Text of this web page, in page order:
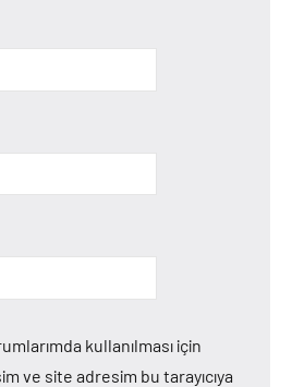
kullanılması için
ve site adresim bu tarayıcıya